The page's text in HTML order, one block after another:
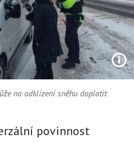
na odklízení sněhu doplatit
povinnost